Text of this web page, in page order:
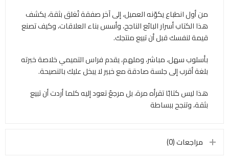
من أول انطباع يكوّنه العميل، إلى آخر صفقة تُغلق بثقة، يكشف
هذا الكتاب أسرار البائع الناجح، وأسس بناء العلاقات، وكيف تصنع
قيمة لنفسك قبل أن تبيع منتجك.
بأسلوب سهل، مباشر، وملهم، يقدم فراس التميمي خلاصة خبرته
بلغة أقرب إلى جلسة صادقة مع خبير لا يبخل عليك بالنصيحة.
هذا ليس كتابًا تقرأه مرة، بل مرجعٌ تعود إليه كلما أردت أن تبيع
بثقة، وتنجح ببساطة
مراجعات (0)